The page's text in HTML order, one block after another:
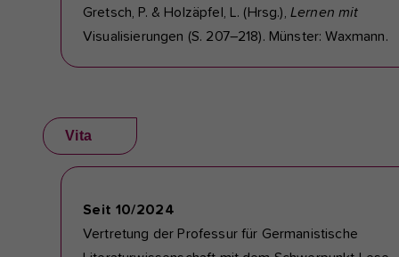
Gretsch, P. & Holzäpfel, L. (Hrsg.), Lernen mit
Visualisierungen (S. 207–218). Münster: Waxmann.
Vita
Seit 10/2024
Vertretung der Professur für Germanistische